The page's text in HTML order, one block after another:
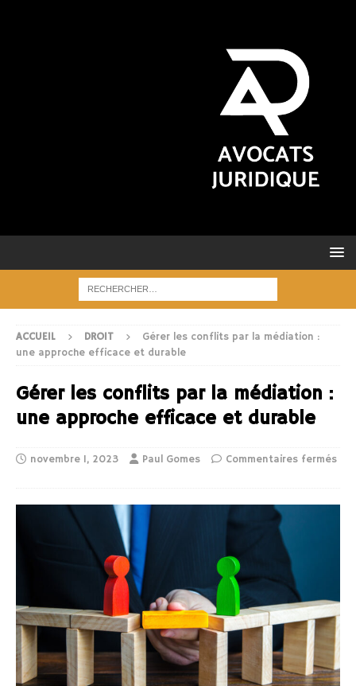
ACCUEIL DROIT
Gérer les conflits par la médiation :
une approche efficace et durable
Gérer les conflits par la médiation :
une approche efficace et durable
novembre 1, 2023 Paul Gomes Commentaires fermés